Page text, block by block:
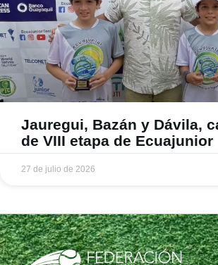
Jauregui, Bazán y Dávila,
de VIII etapa de Ecuajunior
27 de julio de 2026